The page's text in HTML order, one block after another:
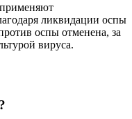
ликвидации оспы
оспы отменена, за
вируса.